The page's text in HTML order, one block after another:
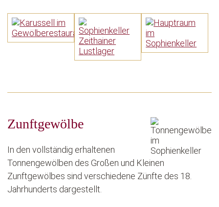
Zunftgewölbe
In den vollständig erhaltenen
Tonnengewölben des Großen und Kleinen
Zunftgewölbes sind verschiedene Zünfte des 18.
Jahrhunderts dargestellt.